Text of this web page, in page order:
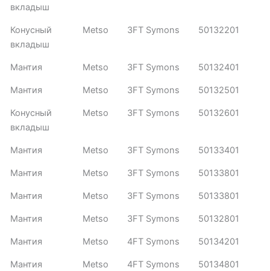
вкладыш
Конусный
вкладыш
Metso 3FT Symons 50132201
Мантия Metso 3FT Symons 50132401
Мантия Metso 3FT Symons 50132501
Конусный
вкладыш
Metso 3FT Symons 50132601
Мантия Metso 3FT Symons 50133401
Мантия Metso 3FT Symons 50133801
Мантия Metso 3FT Symons 50133801
Мантия Metso 3FT Symons 50132801
Мантия Metso 4FT Symons 50134201
Мантия Metso 4FT Symons 50134801